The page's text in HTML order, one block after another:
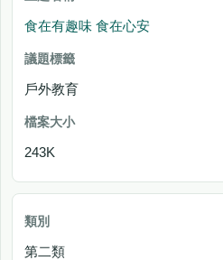
食在有趣味 食在心安
戶外教育
243K
第二類